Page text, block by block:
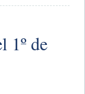
1º de